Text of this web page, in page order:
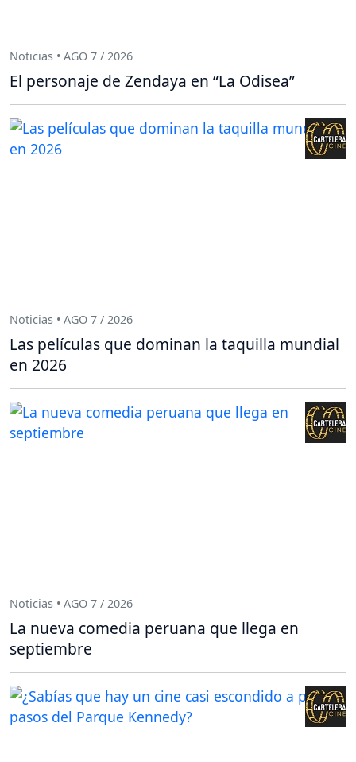
Noticias • AGO 7 / 2026
El personaje de Zendaya en “La Odisea”
Noticias • AGO 7 / 2026
Las películas que dominan la taquilla mundial
en 2026
Noticias • AGO 7 / 2026
La nueva comedia peruana que llega en
septiembre